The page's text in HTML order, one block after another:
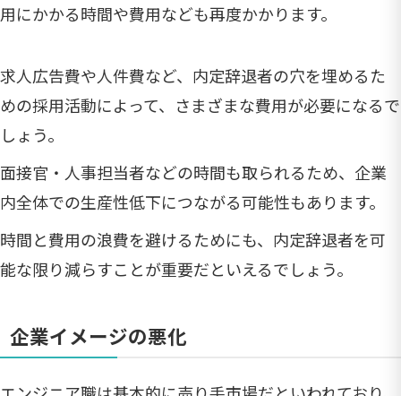
用にかかる時間や費用なども再度かかります。
求人広告費や人件費など、内定辞退者の穴を埋めるた
めの採用活動によって、さまざまな費用が必要になるで
しょう。
面接官・人事担当者などの時間も取られるため、企業
内全体での生産性低下につながる可能性もあります。
時間と費用の浪費を避けるためにも、内定辞退者を可
能な限り減らすことが重要だといえるでしょう。
企業イメージの悪化